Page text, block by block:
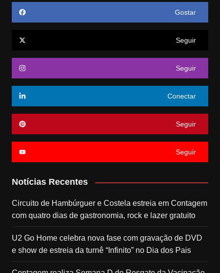
Gostar
Seguir
Seguir
Conectar
Seguir
Seguir
Notícias Recentes
Circuito de Hambúrguer e Costela estreia em Contagem
com quatro dias de gastronomia, rock e lazer gratuito
U2 Go Home celebra nova fase com gravação de DVD
e show de estreia da turnê “Infinito” no Dia dos Pais